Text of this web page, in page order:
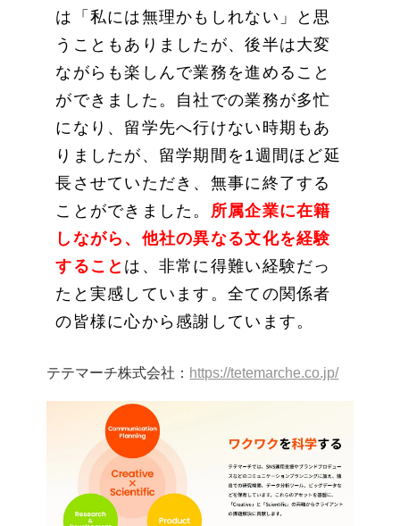
は「私には無理かもしれない」と思
うこともありましたが、後半は大変
ながらも楽しんで業務を進めること
ができました。自社での業務が多忙
になり、留学先へ行けない時期もあ
りましたが、留学期間を1週間ほど延
長させていただき、無事に終了する
ことができました。 所属企業に在籍
しながら、他社の異なる文化を経験
すること は、非常に得難い経験だっ
たと実感しています。全ての関係者
の皆様に心から感謝しています。
テテマーチ株式会社： https://tetemarche.co.jp/